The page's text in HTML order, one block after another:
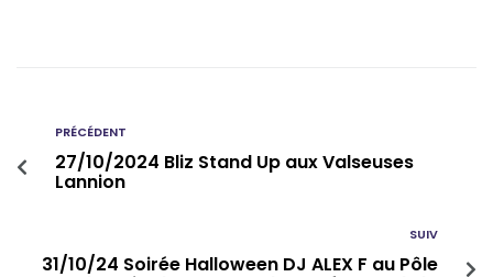
PRÉCÉDENT
27/10/2024 Bliz Stand Up aux Valseuses
Lannion
SUIV
31/10/24 Soirée Halloween DJ ALEX F au Pôle